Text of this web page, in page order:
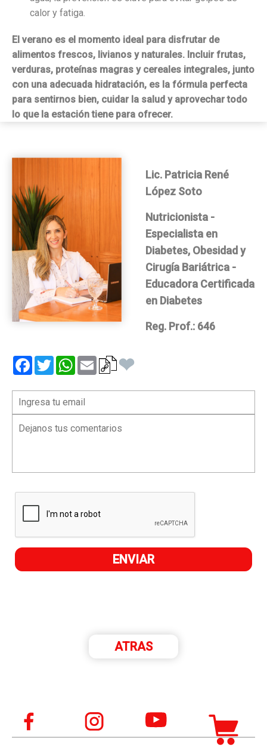
calor y fatiga.
El verano es el momento ideal para disfrutar de
alimentos frescos, livianos y naturales. Incluir frutas,
verduras, proteínas magras y cereales integrales, junto
con una adecuada hidratación, es la fórmula perfecta
para sentirnos bien, cuidar la salud y aprovechar todo
lo que la estación tiene para ofrecer.
Lic. Patricia René
López Soto
Nutricionista -
Especialista en
Diabetes, Obesidad y
Cirugía Bariátrica -
Educadora Certificada
en Diabetes
Reg. Prof.: 646
Facebook
TwitterWhatsApp
Email ❤
ATRAS